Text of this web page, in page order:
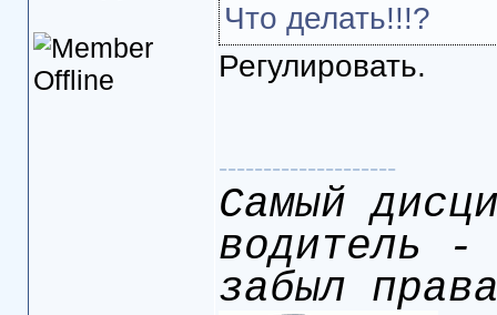
Что делать!!!?
Регулировать.
--------------------
Самый
водитель -
забыл